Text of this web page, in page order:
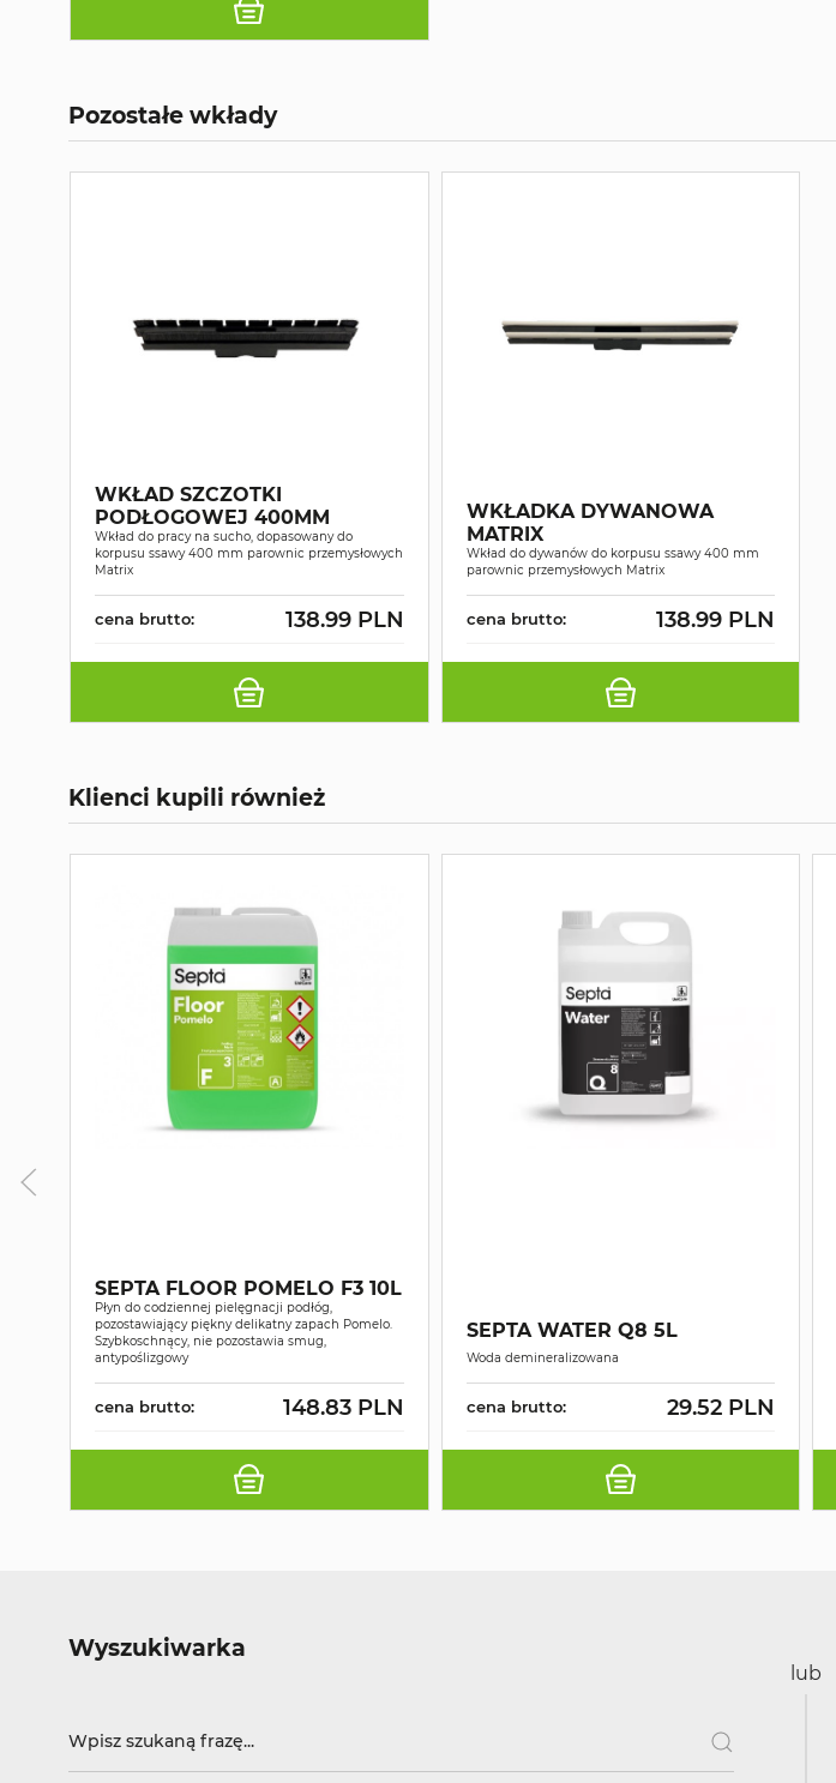
Pozostałe wkłady
WKŁAD SZCZOTKI
PODŁOGOWEJ 400MM
Wkład do pracy na sucho, dopasowany do
korpusu ssawy 400 mm parownic przemysłowych
Matrix
cena brutto: 138.99 PLN
WKŁADKA DYWANOWA
MATRIX
Wkład do dywanów do korpusu ssawy 400 mm
parownic przemysłowych Matrix
cena brutto: 138.99 PLN
Klienci kupili również
SEPTA FLOOR POMELO F3 10L
Płyn do codziennej pielęgnacji podłóg,
pozostawiający piękny delikatny zapach Pomelo.
Szybkoschnący, nie pozostawia smug,
antypoślizgowy
cena brutto: 148.83 PLN
SEPTA WATER Q8 5L
Woda demineralizowana
cena brutto: 29.52 PLN
Wyszukiwarka
lub